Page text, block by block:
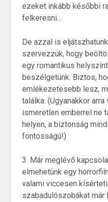
ezeket inkább későbbi
felkeresni…
De azzal is
szervezzük, hogy
egy romantikus
beszélgetünk. Biztos,
emlékezetesebb lesz,
találka. (Ugyanakkor
ismeretlen emberrel ne
helyen, a biztonság
fontosságú!)
3. Már meglévő
elmehetünk egy
valami viccesen
szabadulószobákat már